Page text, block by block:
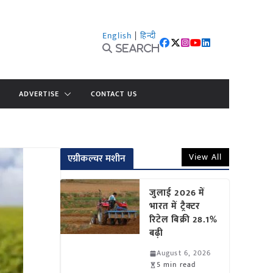
English | हिन्दी
Search
ADVERTISE CONTACT US
एग्रीकल्चर मशीन View All
जुलाई 2026 में
भारत में ट्रैक्टर
रिटेल बिक्री 28.1%
बढ़ी
August 6, 2026
5 min read